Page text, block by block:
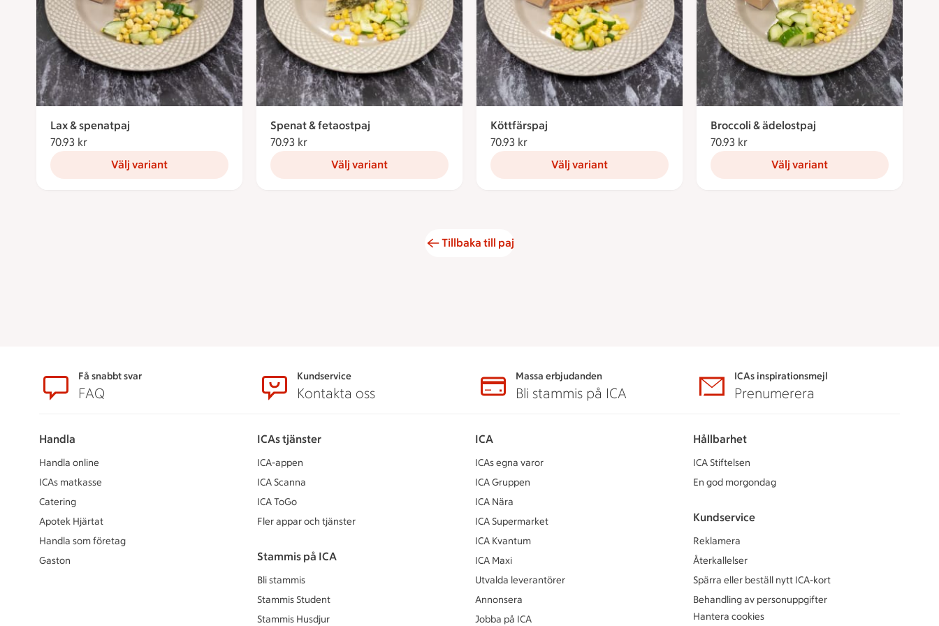
Lax & spenatpaj
70.93 kr
Välj variant
Spenat & fetaostpaj
70.93 kr
Välj variant
Köttfärspaj
70.93 kr
Välj variant
Broccoli & ädelostpaj
70.93 kr
Välj variant
Tillbaka till paj
SidfotFå snabbt svar
FAQ
Kundservice
Kontakta oss
Massa erbjudanden
Bli stammis på ICA
ICAs inspirationsmejl
Prenumerera
Handla
Handla online
ICAs matkasse
Catering
Apotek Hjärtat
Handla som företag
Gaston
ICAs tjänster
ICA-appen
ICA Scanna
ICA ToGo
Fler appar och tjänster
Stammis på ICA
Bli stammis
Stammis Student
Stammis Husdjur
ICA
ICAs egna varor
ICA Gruppen
ICA Nära
ICA Supermarket
ICA Kvantum
ICA Maxi
Utvalda leverantörer
Annonsera
Jobba på ICA
Hållbarhet
ICA Stiftelsen
En god morgondag
Kundservice
Reklamera
Återkallelser
Spärra eller beställ nytt ICA-kort
Behandling av personuppgifter
Hantera cookies